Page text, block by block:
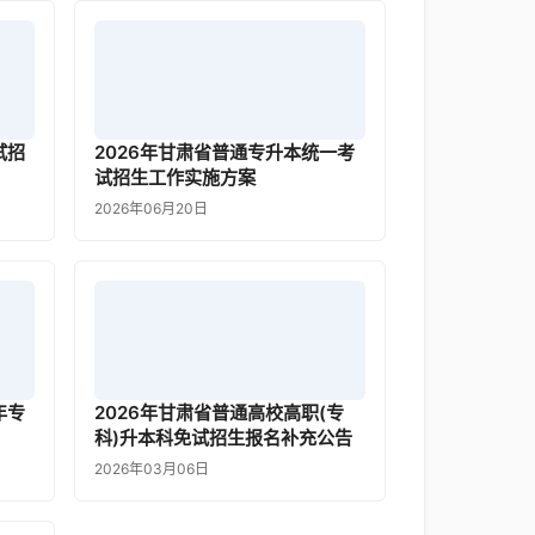
招
2026年甘肃省普通专升本统一考
试招生工作实施方案
2026年06月20日
专
2026年甘肃省普通高校高职(专
科)升本科免试招生报名补充公告
2026年03月06日